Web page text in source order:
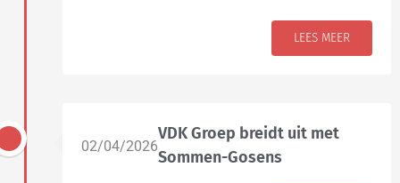
LEES MEER
02/04/2026
VDK Groep breidt uit met
Sommen-Gosens